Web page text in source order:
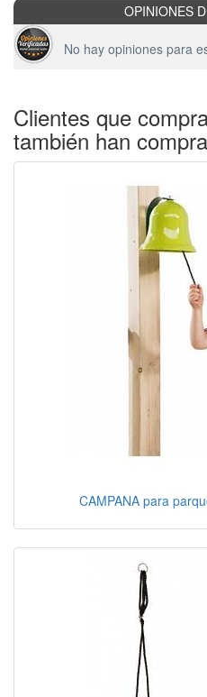
OPINIONES
No hay opiniones para
Clientes que
también han
CAMPANA para